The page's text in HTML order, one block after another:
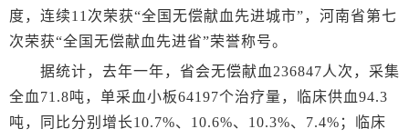
度，连续11次荣获“全国无偿献血先进城市”，河南省第七
次荣获“全国无偿献血先进省”荣誉称号。
据统计，去年一年，省会无偿献血236847人次，采集
全血71.8吨，单采血小板64197个治疗量，临床供血94.3
吨，同比分别增长10.7%、10.6%、10.3%、7.4%；临床